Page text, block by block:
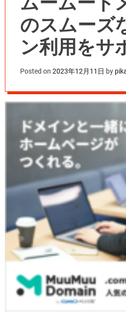
のスムーズ
ン利用をサ
Posted on 2023年12月11日 by